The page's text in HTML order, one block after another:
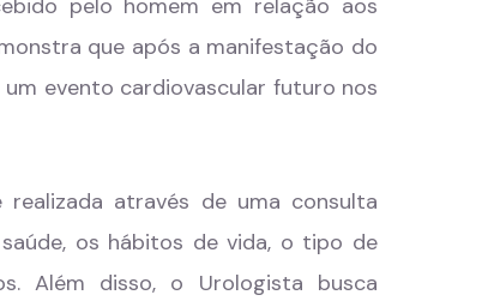
pelo homem em relação aos
que após a manifestação do
evento cardiovascular futuro nos
através de uma consulta
os hábitos de vida, o tipo de
Além disso, o Urologista busca